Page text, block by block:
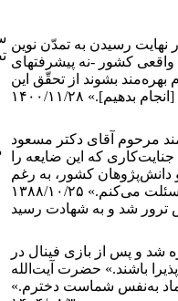
رسیدن به تمدّن نوین
واقعی کشور -نه پیشرفتهای
بشوند از تحقّق این
۱۴۰۰/۱۱/۲۸
مرحوم آقای دکتر مسعود
که این ضایعه را
دانش‌پژوهان کشور، به رغم
۱۳۸۸/۱۰/۲۵
شد و پس از بازی فینال در
باشند.» حضرت آیت‌الله
به‌نفس شماست دخترم.»